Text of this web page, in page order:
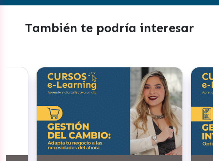
También te podría interesar